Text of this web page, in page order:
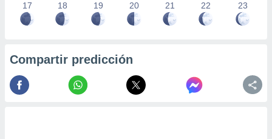
17 18 19 20 21 22 23
Compartir predicción